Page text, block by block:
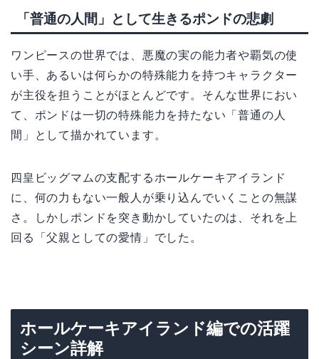
「普通の人間」として生きるポンドの悲劇
ワンピースの世界では、悪魔の実の能力者や覇気の使
い手、あるいは何らかの特殊能力を持つキャラクター
が主役を担うことがほとんどです。そんな世界におい
て、ポンドは一切の特殊能力を持たない「普通の人
間」として描かれています。
四皇ビッグマムの支配するホールケーキアイランド
に、何の力もない一般人が乗り込んでいくことの無謀
さ。しかしポンドを突き動かしていたのは、それを上
回る「父親としての愛情」でした。
ホールケーキアイランド編での活躍
シーン詳解